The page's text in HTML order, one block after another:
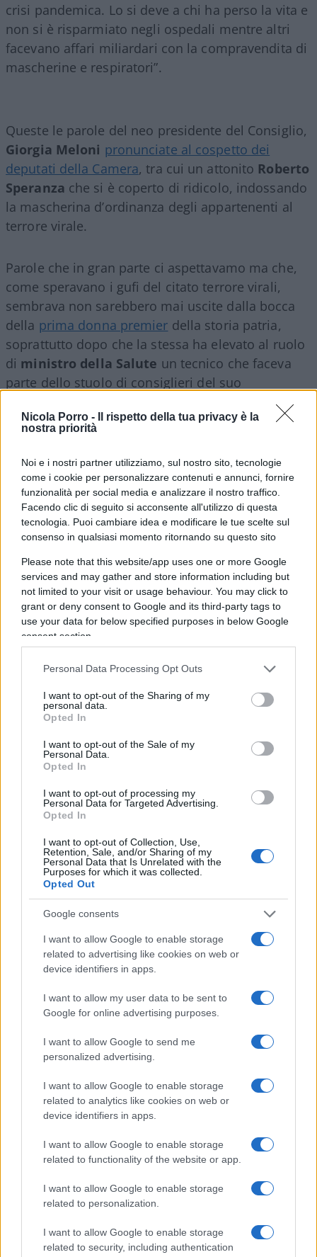
Nicola Porro -
Il rispetto della tua privacy è la
nostra priorità
Noi e i nostri partner utilizziamo, sul nostro sito, tecnologie
come i cookie per personalizzare contenuti e annunci, fornire
funzionalità per social media e analizzare il nostro traffico.
Facendo clic di seguito si acconsente all'utilizzo di questa
tecnologia. Puoi cambiare idea e modificare le tue scelte sul
consenso in qualsiasi momento ritornando su questo sito
Please note that this website/app uses one or more Google
services and may gather and store information including but
not limited to your visit or usage behaviour. You may click to
grant or deny consent to Google and its third-party tags to
use your data for below specified purposes in below Google
consent section.
Personal Data Processing Opt Outs
I want to opt-out of the Sharing of my
personal data.
Opted In
I want to opt-out of the Sale of my
Personal Data.
Opted In
I want to opt-out of processing my
Personal Data for Targeted Advertising.
Opted In
I want to opt-out of Collection, Use,
Retention, Sale, and/or Sharing of my
Personal Data that Is Unrelated with the
Purposes for which it was collected.
Opted Out
Google consents
I want to allow Google to enable storage
related to advertising like cookies on web or
device identifiers in apps.
I want to allow my user data to be sent to
Google for online advertising purposes.
I want to allow Google to send me
personalized advertising.
I want to allow Google to enable storage
related to analytics like cookies on web or
device identifiers in apps.
I want to allow Google to enable storage
related to functionality of the website or app.
I want to allow Google to enable storage
related to personalization.
I want to allow Google to enable storage
related to security, including authentication
crisi pandemica. Lo si deve a chi ha perso la vita e
non si è risparmiato negli ospedali mentre altri
facevano affari miliardari con la compravendita di
mascherine e respiratori”.
Queste le parole del neo presidente del Consiglio,
Giorgia Meloni pronunciate al cospetto dei
deputati della Camera, tra cui un attonito Roberto
Speranza che si è coperto di ridicolo, indossando
la mascherina d’ordinanza degli appartenenti al
terrore virale.
Parole che in gran parte ci aspettavamo ma che,
come speravano i gufi del citato terrore virali,
sembrava non sarebbero mai uscite dalla bocca
della prima donna premier della storia patria,
soprattutto dopo che la stessa ha elevato al ruolo
di ministro della Salute un tecnico che faceva
parte dello stuolo di consiglieri del suo
Quindi, come si era intuito proprio conla nomina
dell’ortodosso Orazio Schillaciin un ministero
diventato strategico con l’arrivo della pandemia, la
Meloni, nel suo discorso programmatico, ha
dimostrato di seguire il vecchio motto cinese
attribuito a Confucio, ripreso in epoca recente da
Deng Xiaoping: “Non è importante di che colore
sia il gatto, l’importante è che esso prenda il
topo”. Il che, traslato sul piano della inverosimile
vicenda diun Paese paralizzato dalle
l’attuale ministro della Salute è stato un
sostenitore dell’abominevole green pass e di un
sostanziale ricatto vaccinale, la cosa
premier con le idee estremamente chiare che,
come ha più volte promesso in campagna
elettorale, non considera negoziabile la questione
suprema della libertà individuale, letteralmente
In estrema sintesi, la durissima presa di posizione
del nuovo capo del governo rappresenta un
evidente atto di accusa nei riguardi di chi l’ha
per non fare nomi, i quali non hanno avuto il
coraggio di assumersi la responsabilità, una volta
solo per una ristretta fascia della popolazione, di
liberare il Paese dalle catene sanitarie
era stato costretto a languire. Invece,
appoggiandosi alla compiacenza di tanti pseudo
scienziati che hanno detto tutto e il contrario di
tutto, i due massimi esponenti del potere politico
si sono fatti dettare la linea delle chiusure ad
oltranza dall’impresentabile Speranza, anche
quando nel mondo Occidentale siamo rimasti i
mascherine magiche.